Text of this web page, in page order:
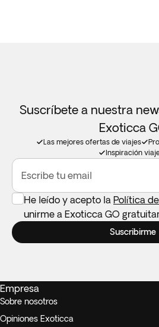
Suscríbete a nuestra
Exoticca
Las mejores ofertas de viajes
Inspiración
Escribe tu email
He leído y acepto la Política
unirme a Exoticca GO
Suscribirme
Empresa
Sobre nosotros
Opiniones Exoticca